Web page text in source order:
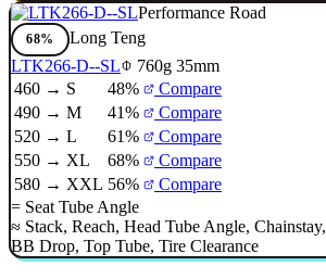
Performance Road
68%
Long Teng
LTK266-D--SL
760g 35mm
460 → S
48%
Compare
490 → M
41%
Compare
520 → L
61%
Compare
550 → XL
68%
Compare
580 → XXL 56%
Compare
= Seat Tube Angle
≈ Stack, Reach, Head Tube Angle, Chainstay,
BB Drop, Top Tube, Tire Clearance